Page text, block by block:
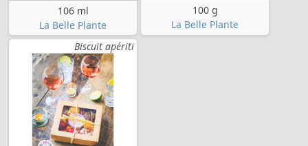
106 ml
La Belle Plante
100 g
La Belle Plante
Biscuit apériti